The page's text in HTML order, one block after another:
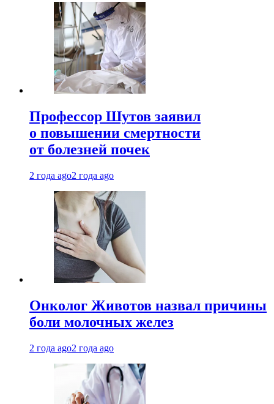
Профессор Шутов заявил
о повышении смертности
от болезней почек
2 года ago2 года ago
Онколог Животов назвал причины
боли молочных желез
2 года ago2 года ago